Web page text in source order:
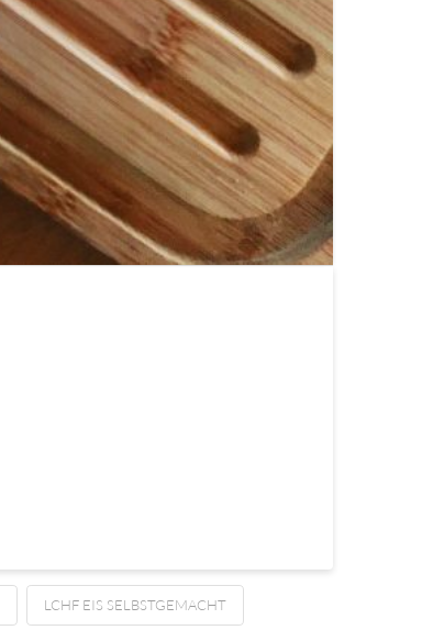
LCHF EIS SELBSTGEMACHT